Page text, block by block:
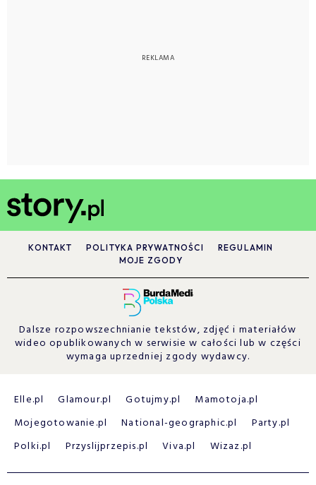
KONTAKT POLITYKA PRYWATNOŚCI
REGULAMIN
MOJE ZGODY
Dalsze rozpowszechnianie tekstów, zdjęć i materiałów
wideo opublikowanych w serwisie w całości lub w części
wymaga uprzedniej zgody wydawcy.
Elle.pl Glamour.pl Gotujmy.pl
Mamotoja.pl
Mojegotowanie.pl
National-geographic.pl
Party.pl
Polki.pl
Przyslijprzepis.pl Viva.pl Wizaz.pl